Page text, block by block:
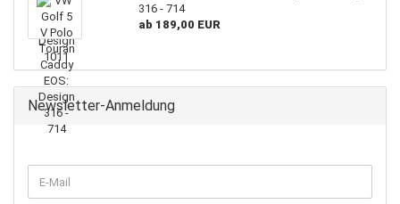
316 - 714
ab 189,00 EUR
Newsletter-Anmeldung
ZUR
E-
Mail